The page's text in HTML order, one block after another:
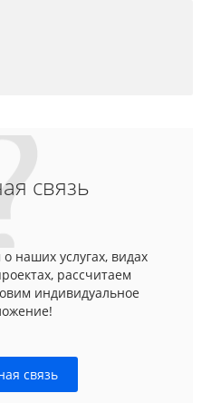
связь
наших услугах, видах
рассчитаем
индивидуальное
связь